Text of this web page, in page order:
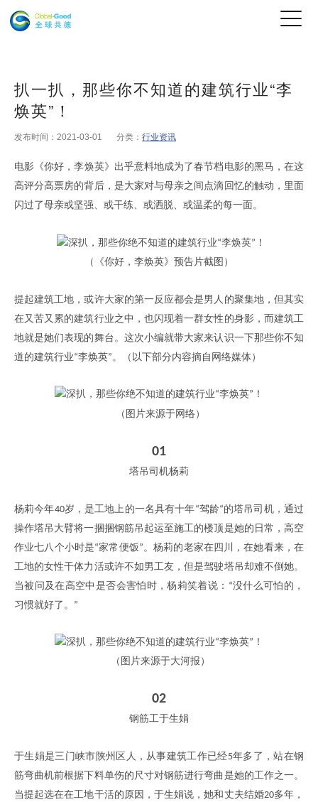
扒一扒，那些你不知道的建筑行业“李
焕英”！
发布时间：2021-03-01 分类： 行业资讯
电影 《你好 ，李焕英》 出乎意料地成为了春节档电影的黑马 ， 在这
高评分高票房的背后， 是大家对与母亲之间点滴回忆的触动 ， 里面
闪过了母亲或坚强、或干练、或洒脱、或温柔的每一面。
（《你好，李焕英》预告片截图）
提起建筑工地，或许大家的第一反应都会是男人的聚集地，但其实
在又苦又累的建筑行业之中，也闪现着一群女性的身影，而建筑工
地就是她们表现的舞台。这次小编就带大家来认识一下那些你不知
道的建筑行业“李焕英”。 （ 以下部分内容摘自网络媒体）
（图片来源于网络）
01
塔吊司机杨莉
杨莉今年40岁，是工地上的一名具有十年“驾龄“的塔吊司机，通过
操作塔吊大臂将一捆捆钢筋吊起运至施工的楼顶是她的日常，高空
作业七八个小时是“家常便饭” 。杨莉的老家在四川，在她看来，在
工地的女性干体力活或许不如男工友，但是驾驶塔吊却难不倒她。
当被问及在高空中是否会害怕时，杨莉笑着说： “没什么可怕的，
习惯就好了。 ”
（图片来源于大河报）
02
钢筋工于生娟
于生娟是三门峡市陕州区人，从事建筑工作已经5年多了，站在钢
筋弯曲机前根据下料单伤的尺寸对钢筋进行弯曲是她的工作之一。
当提起选在在工地干活的原因，于生娟说，她和丈夫结婚20多年，